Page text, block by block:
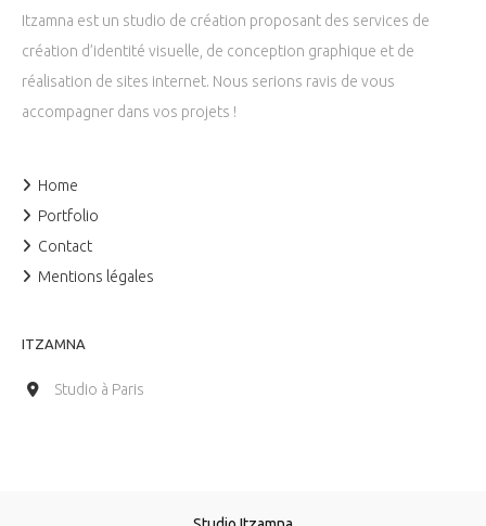
Itzamna est un studio de création proposant des services de
création d’identité visuelle, de conception graphique et de
réalisation de sites internet. Nous serions ravis de vous
accompagner dans vos projets !
Home
Portfolio
Contact
Mentions légales
ITZAMNA
Studio à Paris